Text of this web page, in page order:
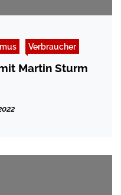
Verbraucher
Martin Sturm